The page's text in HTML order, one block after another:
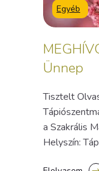
Egyéb
Ünnep
Tisztelt
a Szakrális
Helyszín: